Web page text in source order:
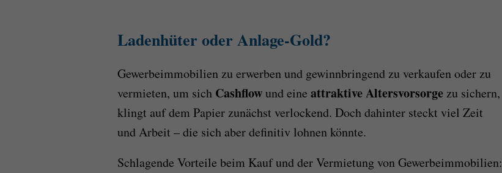
Ladenhüter oder Anlage-Gold?
Gewerbeimmobilien zu erwerben und gewinnbringend zu verkaufen oder zu
vermieten, um sich Cashflowund eine attraktive Altersvorsorgezu sichern,
klingt auf dem Papier zunächst verlockend. Doch dahinter steckt viel Zeit
und Arbeit –die sich aber definitiv lohnen könnte.
Schlagende Vorteile beim Kauf und der Vermietung von Gewerbeimmobilien: